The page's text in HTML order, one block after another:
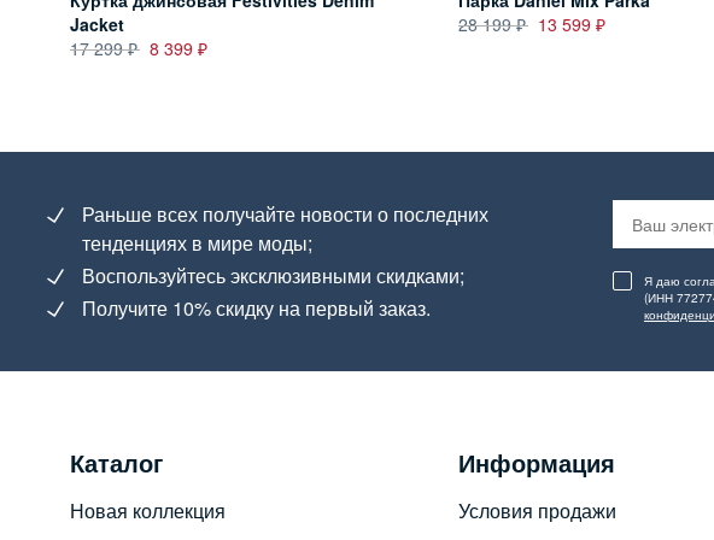
Jacket
17 299
8 399
28 199
13 599
Раньше всех получайте новости о последних
тенденциях в мире моды;
Воспользуйтесь эксклюзивными скидками;
Получите 10% скидку на первый заказ.
Я даю
(ИНН
Каталог
Новая коллекция
Информация
Условия продажи